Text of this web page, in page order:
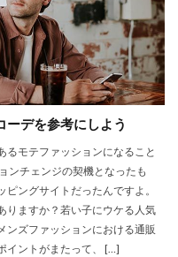
ーデを参考にしよう
るモテファッションになること
ンチェンジの契機となったも
ングサイトだったんですよ。
りますか？若い子にウケる人気
ンズファッションにおける通販
イントがまたって、 […]